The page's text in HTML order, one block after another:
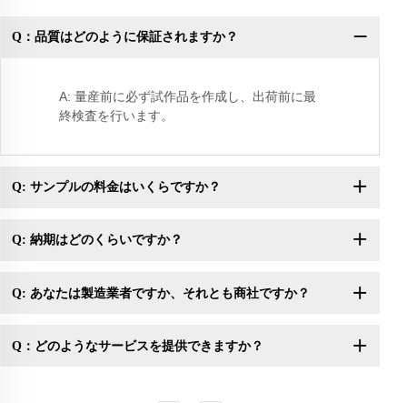
Q：品質はどのように保証されますか？
A: 量産前に必ず試作品を作成し、出荷前に最
終検査を行います。
Q: サンプルの料金はいくらですか？
Q: 納期はどのくらいですか？
Q: あなたは製造業者ですか、それとも商社ですか？
Q：どのようなサービスを提供できますか？